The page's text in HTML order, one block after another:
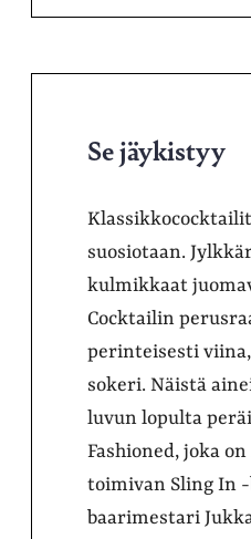
Se jäykistyy
suosiotaan.
kulmikkaat
Cocktailin
perinteisesti
sokeri. Näistä
luvun lopulta
Fashioned, joka
toimivan Sling In
baarimestari